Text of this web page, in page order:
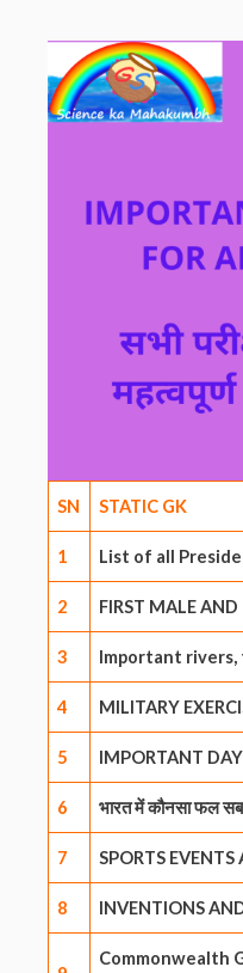
SN STATIC GK
1 List of all
2 FIRST MALE
3 Important
4 MILITARY
5 IMPORTANT
6 भारत में कौनसा फल
7 SPORTS EVENTS
8 INVENTIONS
Commonwealth